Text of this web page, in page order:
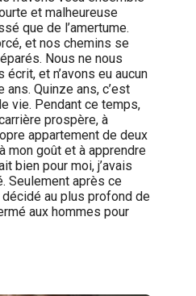
et malheureuse
que de l’amertume.
et nos chemins se
Nous ne nous
et n’avons eu aucun
Quinze ans, c’est
vie. Pendant ce temps,
prospère, à
appartement de deux
mon goût et à apprendre
bien pour moi, j’avais
Seulement après ce
décidé au plus profond de
aux hommes pour